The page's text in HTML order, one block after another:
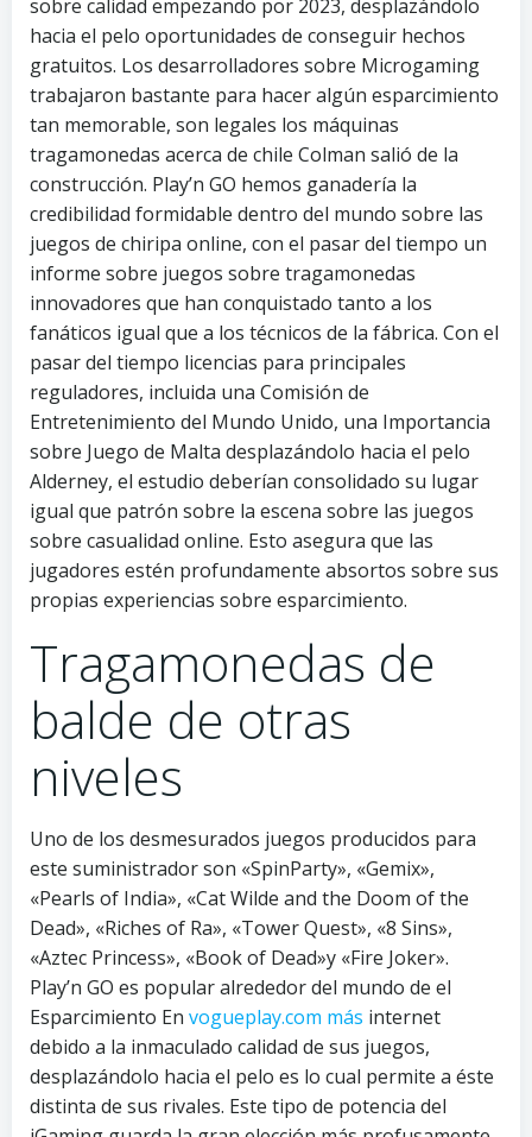
sobre calidad empezando por 2023, desplazándolo
hacia el pelo oportunidades de conseguir hechos
gratuitos. Los desarrolladores sobre Microgaming
trabajaron bastante para hacer algún esparcimiento
tan memorable, son legales los máquinas
tragamonedas acerca de chile Colman salió de la
construcción. Play’n GO hemos ganadería la
credibilidad formidable dentro del mundo sobre las
juegos de chiripa online, con el pasar del tiempo un
informe sobre juegos sobre tragamonedas
innovadores que han conquistado tanto a los
fanáticos igual que a los técnicos de la fábrica. Con el
pasar del tiempo licencias para principales
reguladores, incluida una Comisión de
Entretenimiento del Mundo Unido, una Importancia
sobre Juego de Malta desplazándolo hacia el pelo
Alderney, el estudio deberían consolidado su lugar
igual que patrón sobre la escena sobre las juegos
sobre casualidad online. Esto asegura que las
jugadores estén profundamente absortos sobre sus
propias experiencias sobre esparcimiento.
Tragamonedas de
balde de otras
niveles
Uno de los desmesurados juegos producidos para
este suministrador son «SpinParty», «Gemix»,
«Pearls of India», «Cat Wilde and the Doom of the
Dead», «Riches of Ra», «Tower Quest», «8 Sins»,
«Aztec Princess», «Book of Dead»y «Fire Joker».
Play’n GO es popular alrededor del mundo de el
Esparcimiento En vogueplay.com más internet
debido a la inmaculado calidad de sus juegos,
desplazándolo hacia el pelo es lo cual permite a éste
distinta de sus rivales. Este tipo de potencia del